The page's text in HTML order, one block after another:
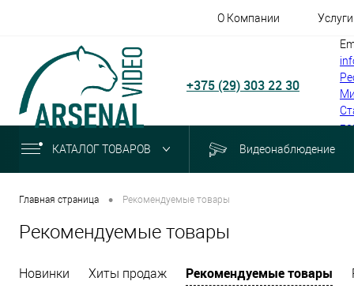
О Компании Услуги
+375 (29) 303 22 30
КАТАЛОГ ТОВАРОВ Видеонаблюдение
Главная страница • Рекомендуемые товары
Рекомендуемые товары
Новинки Хиты продаж Рекомендуемые товары